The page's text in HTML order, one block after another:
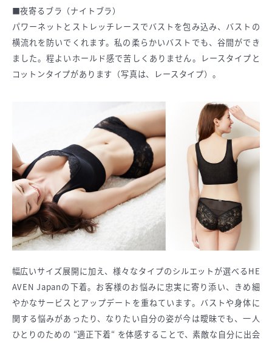
■夜寄るブラ（ナイトブラ）
パワーネットとストレッチレースでバストを包み込み、バストの
横流れを防いでくれます。私の柔らかいバストでも、谷間ができ
ました。程よいホールド感で苦しくありません。レースタイプと
コットンタイプがあります（写真は、レースタイプ）。
幅広いサイズ展開に加え、様々なタイプのシルエットが選べるHE
AVEN Japanの下着。お客様のお悩みに忠実に寄り添い、きめ細
やかなサービスとアップデートを重ねています。バストや身体に
関する悩みがあったり、なりたい自分の姿が今は曖昧でも、一人
ひとりのための “適正下着“ を体感することで、素敵な自分に出会